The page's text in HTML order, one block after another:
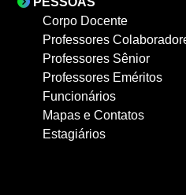
Corpo Docente
Professores
Professores Sênior
Professores Eméritos
Funcionários
Mapas e Contatos
Estagiários